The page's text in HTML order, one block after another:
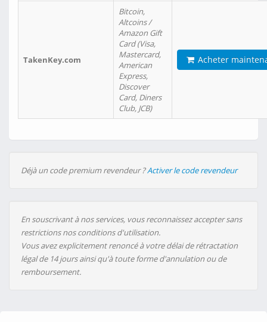
TakenKey.com
Bitcoin,
Altcoins /
Amazon Gift
Card (Visa,
Mastercard,
American
Express,
Discover
Card, Diners
Club, JCB)
Acheter
Déjà un code premium revendeur ?Activer le code revendeur
En souscrivant à nos services, vous reconnaissez accepter sans
restrictions nos conditions d'utilisation.
Vous avez explicitement renoncé à votre délai de rétractation
légal de 14 jours ainsi qu'à toute forme d'annulation ou de
remboursement.